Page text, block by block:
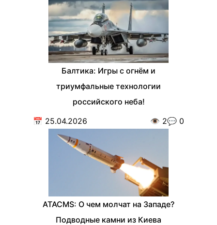
Балтика: Игры с огнём и
триумфальные технологии
российского неба!
📅 25.04.2026 👁️ 2💬 0
ATACMS: О чем молчат на Западе?
Подводные камни из Киева